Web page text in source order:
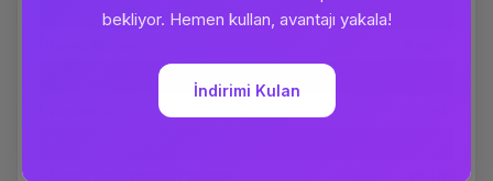
Çözünürlük (max)